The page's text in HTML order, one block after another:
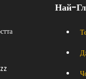
Най-